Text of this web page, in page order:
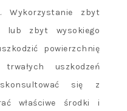
Wykorzystanie zbyt
lub zbyt wysokiego
powierzchnię
uszkodzeń
się z
właściwe środki i